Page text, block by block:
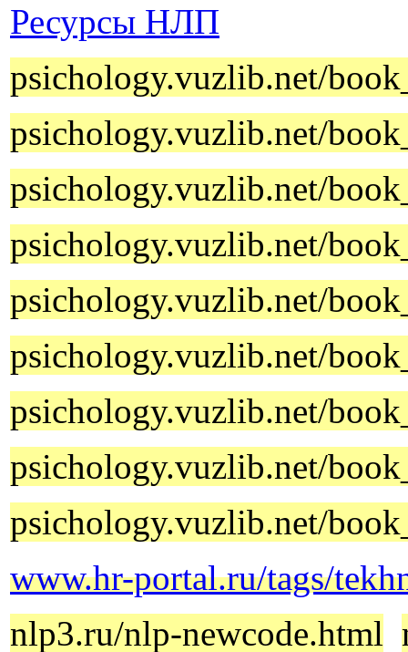
Ресурсы НЛП
psichology.vuzlib.net/
psichology.vuzlib.net/
psichology.vuzlib.net/
psichology.vuzlib.net/
psichology.vuzlib.net/
psichology.vuzlib.net/
psichology.vuzlib.net/
psichology.vuzlib.net/
psichology.vuzlib.net/
www.hr-portal.ru/tags/
nlp3.ru/nlp-newcode.html